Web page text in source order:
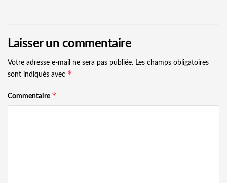
Laisser un commentaire
Votre adresse e-mail ne sera pas publiée. Les champs obligatoires
sont indiqués avec *
Commentaire *